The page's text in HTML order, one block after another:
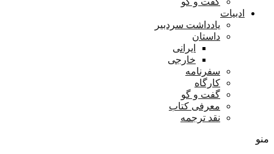
ادبیات
یادداشت سردبیر
داستان
ایرانی
خارجی
سفرنامه
کارگاه
گفت و گو
معرفی کتاب
نقد ترجمه
منو